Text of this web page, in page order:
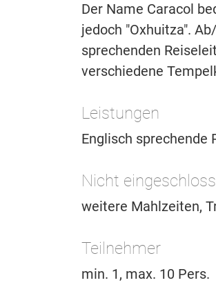
Der Name Caracol
jedoch "Oxhuitza".
sprechenden
verschiedene
Leistungen
Englisch sprechende
Nicht
weitere Mahlzeiten,
Teilnehmer
min. 1, max. 10 Pers.